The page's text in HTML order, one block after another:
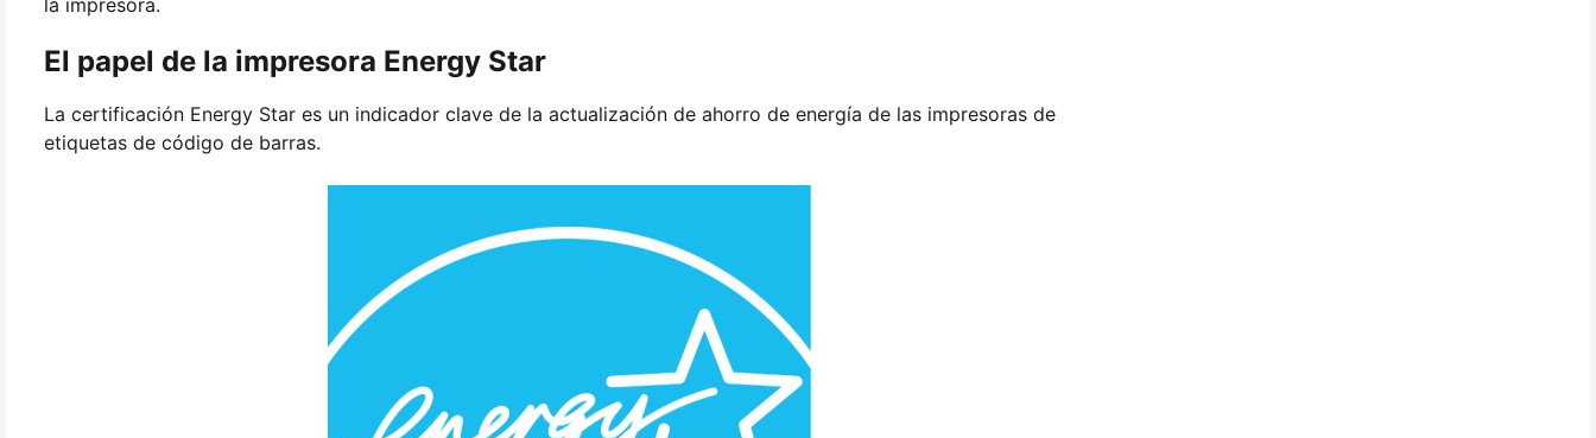
la impresora.
El papel de la impresora Energy Star
La certificación Energy Star es un indicador clave de la actualización de ahorro de energía de las impresoras de
etiquetas de código de barras.